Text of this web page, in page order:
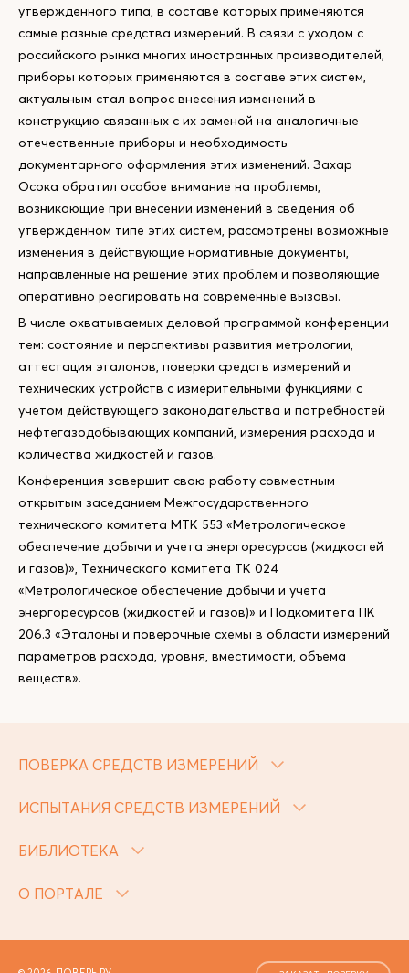
утвержденного типа, в составе которых применяются
самые разные средства измерений. В связи с уходом с
российского рынка многих иностранных производителей,
приборы которых применяются в составе этих систем,
актуальным стал вопрос внесения изменений в
конструкцию связанных с их заменой на аналогичные
отечественные приборы и необходимость
документарного оформления этих изменений. Захар
Осока обратил особое внимание на проблемы,
возникающие при внесении изменений в сведения об
утвержденном типе этих систем, рассмотрены возможные
изменения в действующие нормативные документы,
направленные на решение этих проблем и позволяющие
оперативно реагировать на современные вызовы.
В числе охватываемых деловой программой конференции
тем: состояние и перспективы развития метрологии,
аттестация эталонов, поверки средств измерений и
технических устройств с измерительными функциями с
учетом действующего законодательства и потребностей
нефтегазодобывающих компаний, измерения расхода и
количества жидкостей и газов.
Конференция завершит свою работу совместным
открытым заседанием Межгосударственного
технического комитета МТК 553 «Метрологическое
обеспечение добычи и учета энергоресурсов (жидкостей
и газов)», Технического комитета ТК 024
«Метрологическое обеспечение добычи и учета
энергоресурсов (жидкостей и газов)» и Подкомитета ПК
206.3 «Эталоны и поверочные схемы в области измерений
параметров расхода, уровня, вместимости, объема
веществ».
ПОВЕРКА СРЕДСТВ ИЗМЕРЕНИЙ
ИСПЫТАНИЯ СРЕДСТВ ИЗМЕРЕНИЙ
БИБЛИОТЕКА
О ПОРТАЛЕ